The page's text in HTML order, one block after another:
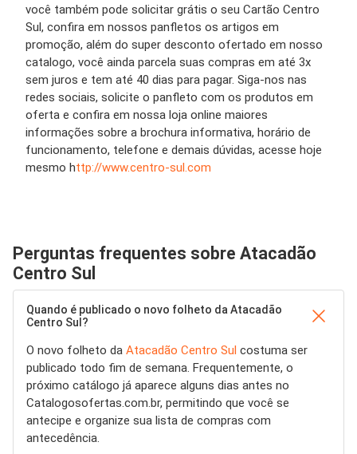
você também pode solicitar grátis o seu Cartão Centro
Sul, confira em nossos panfletos os artigos em
promoção, além do super desconto ofertado em nosso
catalogo, você ainda parcela suas compras em até 3x
sem juros e tem até 40 dias para pagar. Siga-nos nas
redes sociais, solicite o panfleto com os produtos em
oferta e confira em nossa loja online maiores
informações sobre a brochura informativa, horário de
funcionamento, telefone e demais dúvidas, acesse hoje
mesmo http://www.centro-sul.com
Perguntas frequentes sobre Atacadão
Centro Sul
Quando é publicado o novo folheto da Atacadão
Centro Sul?
O novo folheto da Atacadão Centro Sul costuma ser
publicado todo fim de semana. Frequentemente, o
próximo catálogo já aparece alguns dias antes no
Catalogosofertas.com.br, permitindo que você se
antecipe e organize sua lista de compras com
antecedência.